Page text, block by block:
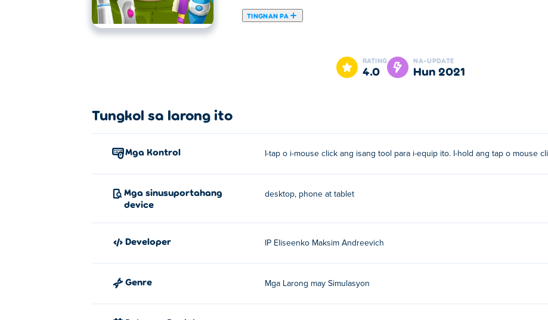
TINGNAN PA
Dito maaari kang maglaro ng Doctor Teeth. Doctor Teeth ay isa sa aming napiling .
RATING
4.0
NA-UPDATE
Hun 2021
Tungkol sa larong ito
Mga Kontrol I-tap o i-mouse click ang isang tool para i-equip ito. I-hold ang tap o mouse
Mga sinusuportahang
device
desktop, phone at tablet
Developer IP Eliseenko Maksim Andreevich
Genre Mga Larong may Simulasyon